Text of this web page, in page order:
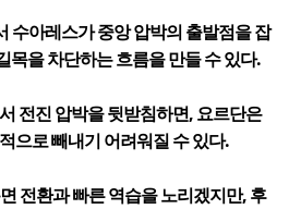
수아레스가 중앙 압박의 출발점을 잡
목을 차단하는 흐름을 만들 수 있다.
전진 압박을 뒷받침하면, 요르단은
으로 빼내기 어려워질 수 있다.
전환과 빠른 역습을 노리겠지만, 후